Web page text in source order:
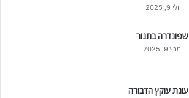
יולי 9, 2025
שפונדרה בתנור
מרץ 9, 2025
עוגת עוקץ הדבורה